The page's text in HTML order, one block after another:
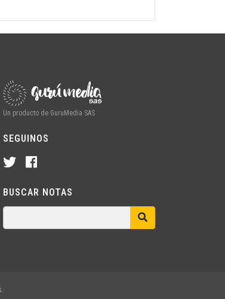
Un producto de GuruMedia SAS
SEGUINOS
BUSCAR NOTAS